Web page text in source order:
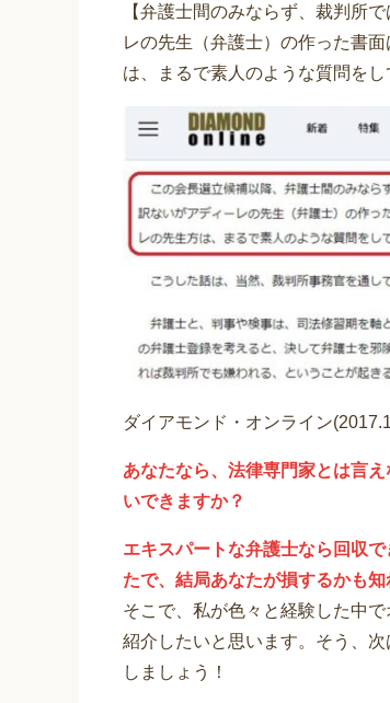
【弁護士間のみならず、裁判所
レの先生（弁護士）の作った書
は、まるで素人のような質問を
ダイアモンド・オンライン
あなたなら、法律専門家とは言
いできますか？
エキスパートな弁護士なら回収
たで、結局あなたが損するかも知
そこで、私が色々と経験した中
紹介したいと思います。そう、
しましょう！